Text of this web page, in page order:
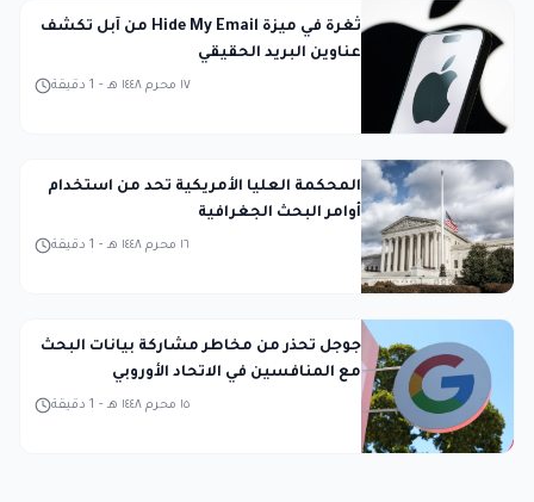
ثغرة في ميزة Hide My Email من آبل تكشف
عناوين البريد الحقيقي
1 دقيقة - ١٧ محرم ١٤٤٨ هـ
المحكمة العليا الأمريكية تحد من استخدام
أوامر البحث الجغرافية
1 دقيقة - ١٦ محرم ١٤٤٨ هـ
جوجل تحذر من مخاطر مشاركة بيانات البحث
مع المنافسين في الاتحاد الأوروبي
1 دقيقة - ١٥ محرم ١٤٤٨ هـ